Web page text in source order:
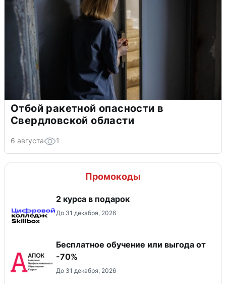
Отбой ракетной опасности в
Свердловской области
6 августа 1
Промокоды
2 курса в подарок
До 31 декабря, 2026
Бесплатное обучение или выгода от
-70%
До 31 декабря, 2026